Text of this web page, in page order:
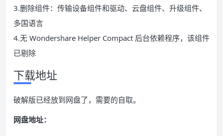
3.删除组件：传输设备组件和驱动、云盘组件、升级组件、
多国语言
4.无 Wondershare Helper Compact 后台依赖程序，该组件
已剔除
下载地址
破解版已经放到网盘了，需要的自取。
网盘地址：